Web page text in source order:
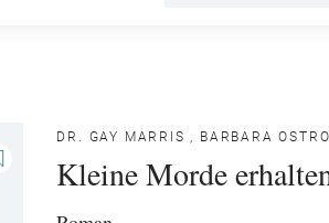
DR. GAY MARRIS , BARBARA
Kleine Morde